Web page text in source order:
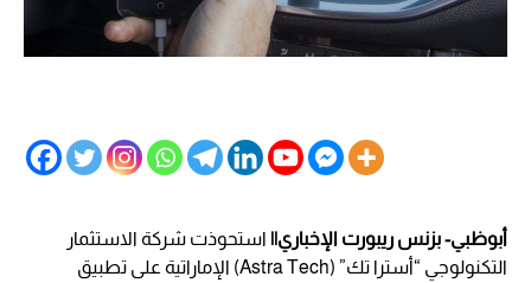
أبوظبي- بزنس ريبورت الإخباري|| استحوذت شركة الاستثمار
التكنولوجي “أسترا تك” (Astra Tech) الإماراتية على تطبيق